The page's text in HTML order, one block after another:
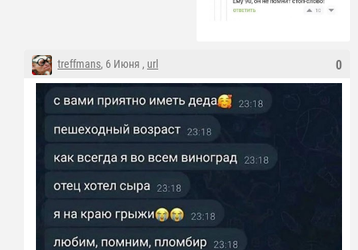
0
treffmans, 6 Июня , url